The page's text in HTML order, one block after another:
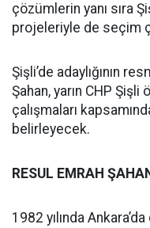
çözümlerin yanı sıra
projeleriyle de seçim
Şişli’de adaylığının
Şahan, yarın CHP
çalışmaları
belirleyecek.
RESUL EMRAH
1982 yılında